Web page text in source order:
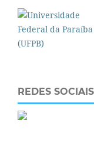
REDES SOCIAIS